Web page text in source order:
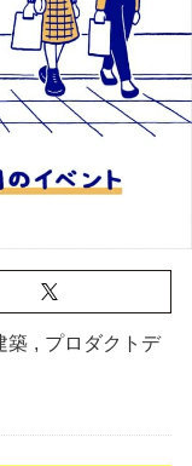
築 , プロダクトデ